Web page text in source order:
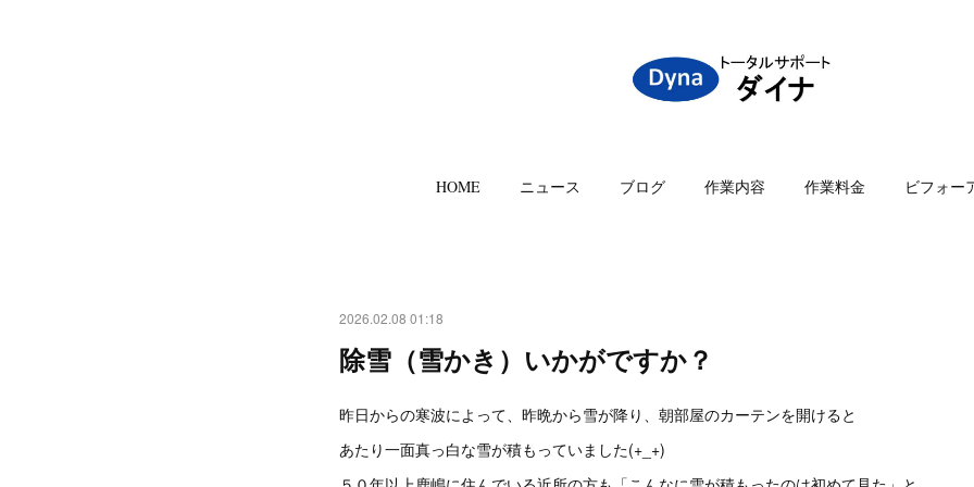
HOME ニュース ブログ 作業内容 作業料金 ビフォー
2026.02.08 01:18
除雪（雪かき）いかがですか？
昨日からの寒波によって、昨晩から雪が降り、朝部屋のカーテンを開けると
あたり一面真っ白な雪が積もっていました(+_+)